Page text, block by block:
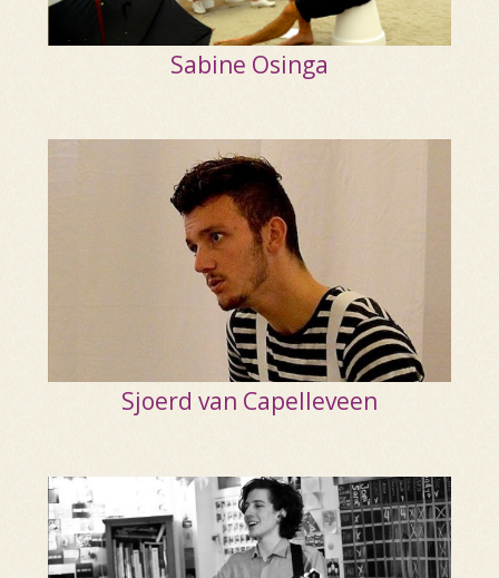
Sabine Osinga
Sjoerd van Capelleveen